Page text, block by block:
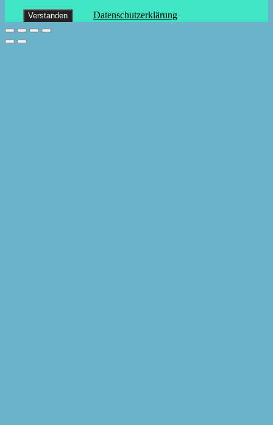
Verstanden Datenschutzerklärung